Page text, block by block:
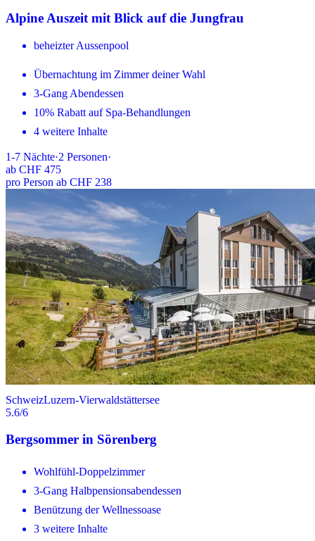
Alpine Auszeit mit Blick auf die Jungfrau
beheizter Aussenpool
Übernachtung im Zimmer deiner Wahl
3-Gang Abendessen
10% Rabatt auf Spa-Behandlungen
4 weitere Inhalte
1-7 Nächte·2 Personen·
ab CHF 475
pro Person ab CHF 238
SchweizLuzern-Vierwaldstättersee
5.6/6
Bergsommer in Sörenberg
Wohlfühl-Doppelzimmer
3-Gang Halbpensionsabendessen
Benützung der Wellnessoase
3 weitere Inhalte